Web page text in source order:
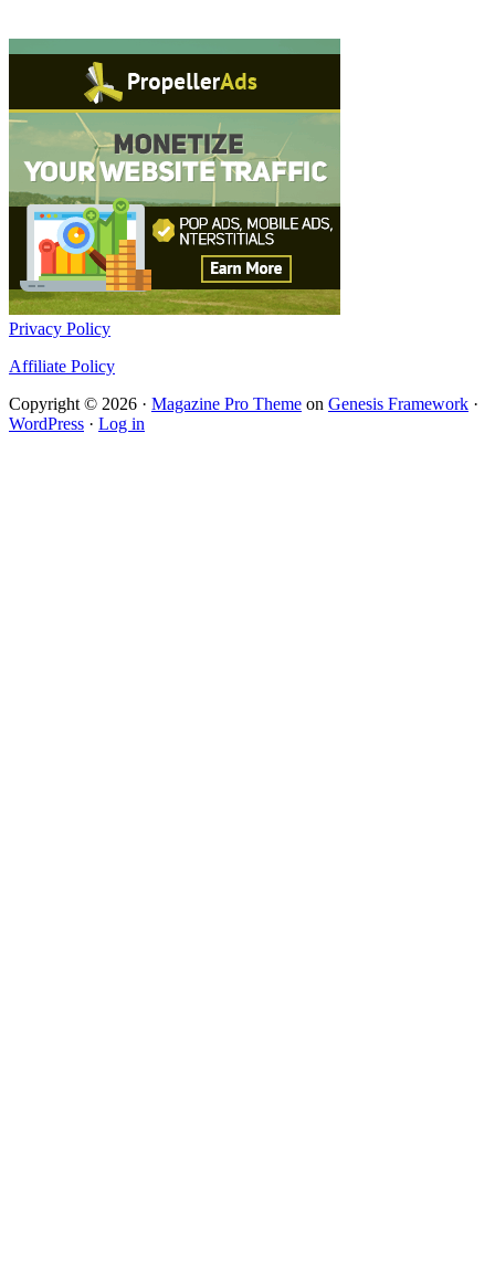
Privacy Policy
Affiliate Policy
Copyright © 2026 · Magazine Pro Theme on Genesis Framework ·
WordPress · Log in